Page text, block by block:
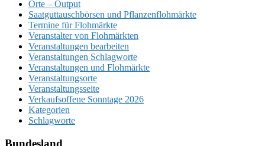
Orte – Output
Saatguttauschbörsen und Pflanzenflohmärkte
Termine für Flohmärkte
Veranstalter von Flohmärkten
Veranstaltungen bearbeiten
Veranstaltungen Schlagworte
Veranstaltungen und Flohmärkte
Veranstaltungsorte
Veranstaltungsseite
Verkaufsoffene Sonntage 2026
Kategorien
Schlagworte
Bundesland